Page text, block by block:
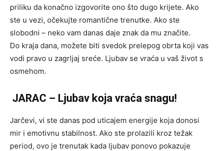
priliku da konačno izgovorite ono što dugo krijete. Ako
ste u vezi, očekujte romantične trenutke. Ako ste
slobodni – neko vam danas daje znak da mu značite.
Do kraja dana, možete biti svedok prelepog obrta koji vas
vodi pravo u zagrljaj sreće. Ljubav se vraća u vaš život s
osmehom.
JARAC – Ljubav koja vraća snagu!
Jarčevi, vi ste danas pod uticajem energije koja donosi
mir i emotivnu stabilnost. Ako ste prolazili kroz težak
period, ovo je trenutak kada ljubav ponovo pokazuje